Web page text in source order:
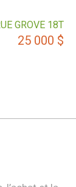
GROVE 18T
25 000 $